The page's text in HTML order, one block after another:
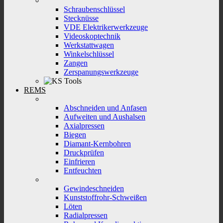
Schraubenschlüssel
Stecknüsse
VDE Elektrikerwerkzeuge
Videoskoptechnik
Werkstattwagen
Winkelschlüssel
Zangen
Zerspanungswerkzeuge
REMS
Abschneiden und Anfasen
Aufweiten und Aushalsen
Axialpressen
Biegen
Diamant-Kernbohren
Druckprüfen
Einfrieren
Entfeuchten
Gewindeschneiden
Kunststoffrohr-Schweißen
Löten
Radialpressen